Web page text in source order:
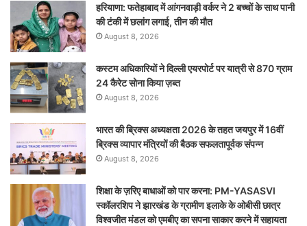
हरियाणा: फतेहाबाद में आंगनवाड़ी वर्कर ने 2 बच्चों के साथ पानी
की टंकी में छलांग लगाई, तीन की मौत
August 8, 2026
कस्टम अधिकारियों ने दिल्ली एयरपोर्ट पर यात्री से 870 ग्राम
24 कैरेट सोना किया ज़ब्त
August 8, 2026
भारत की ब्रिक्‍स अध्यक्षता 2026 के तहत जयपुर में 16वीं
ब्रिक्‍स व्यापार मंत्रियों की बैठक सफलतापूर्वक संपन्न
August 8, 2026
शिक्षा के ज़रिए बाधाओं को पार करना: PM-YASASVI
स्कॉलरशिप ने झारखंड के ग्रामीण इलाके के ओबीसी छात्र
विश्वजीत मंडल को एमबीए का सपना साकार करने में सहायता